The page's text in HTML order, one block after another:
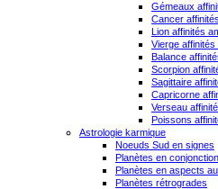
Gémeaux
Cancer
Lion affinités
Vierge
Balance
Scorpion
Sagittaire
Capricorne
Verseau
Poissons
Astrologie karmique
Noeuds Sud en signes
Planètes en
Planètes en aspects
Planètes rétrogrades